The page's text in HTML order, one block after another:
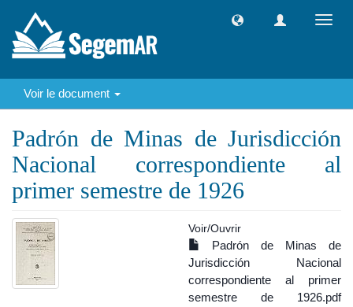
Voir le document
Padrón de Minas de Jurisdicción
Nacional correspondiente al
primer semestre de 1926
Voir/Ouvrir
Padrón de Minas de
Jurisdicción Nacional
correspondiente al primer
semestre de 1926.pdf